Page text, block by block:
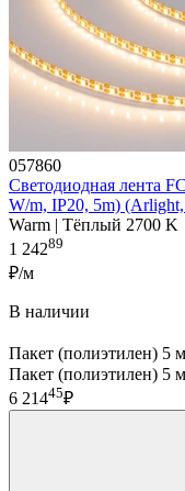
057860
Светодиодная лента
W/m, IP20, 5m) (Arlight,
Warm | Тёплый 2700 K
1 24289
₽/м
В наличии
Пакет (полиэтилен) 5
Пакет (полиэтилен) 5 м
6 21445₽